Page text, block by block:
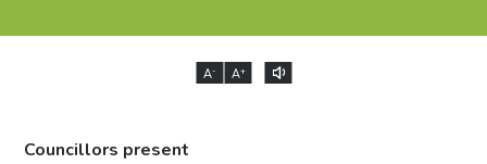
A- A+
Councillors present